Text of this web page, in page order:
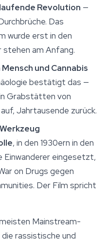
Revolution —
Das
wurde erst in den
stehen am Anfang.
und Cannabis
bestätigt das —
Grabstätten von
Jahrtausende zurück.
, in den 1930ern in den
Einwanderer eingesetzt,
on Drugs gegen
Der Film spricht
Mainstream-
rassistische und